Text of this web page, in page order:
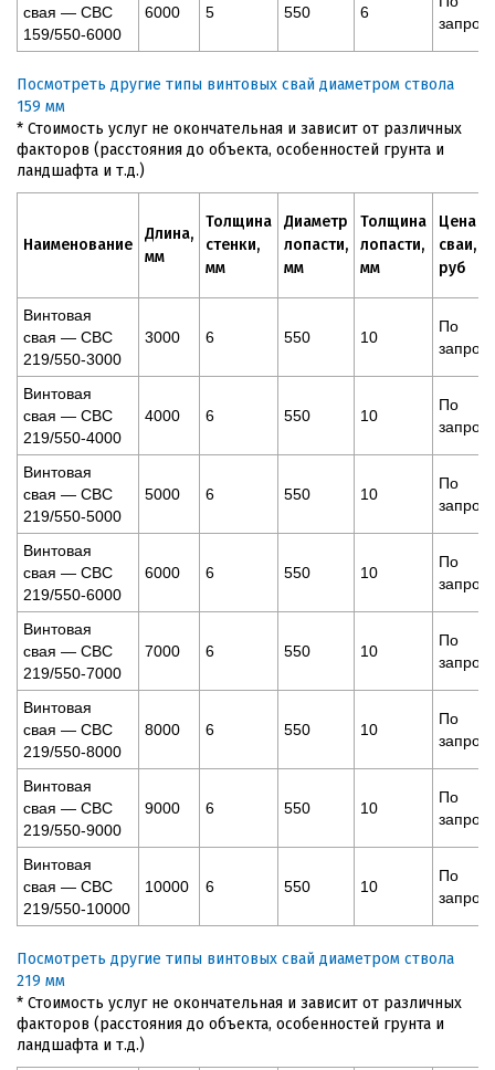
свая — СВС
159/550-6000
6000 5 550 6
запросу
Посмотреть другие типы винтовых свай диаметром ствола
159 мм
* Стоимость услуг не окончательная и зависит от различных
факторов (расстояния до объекта, особенностей грунта и
ландшафта и т.д.)
Наименование
Длина,
мм
Толщина
стенки,
мм
Диаметр
лопасти,
мм
Толщина
лопасти,
мм
Цена
сваи,
руб
Винтовая
свая — СВС
219/550-3000
3000 6 550 10
По
запросу
Винтовая
свая — СВС
219/550-4000
4000 6 550 10
По
запросу
Винтовая
свая — СВС
219/550-5000
5000 6 550 10
По
запросу
Винтовая
свая — СВС
219/550-6000
6000 6 550 10
По
запросу
Винтовая
свая — СВС
219/550-7000
7000 6 550 10
По
запросу
Винтовая
свая — СВС
219/550-8000
8000 6 550 10
По
запросу
Винтовая
свая — СВС
219/550-9000
9000 6 550 10
По
запросу
Винтовая
свая — СВС
219/550-10000
10000 6 550 10
По
запросу
Посмотреть другие типы винтовых свай диаметром ствола
219 мм
* Стоимость услуг не окончательная и зависит от различных
факторов (расстояния до объекта, особенностей грунта и
ландшафта и т.д.)